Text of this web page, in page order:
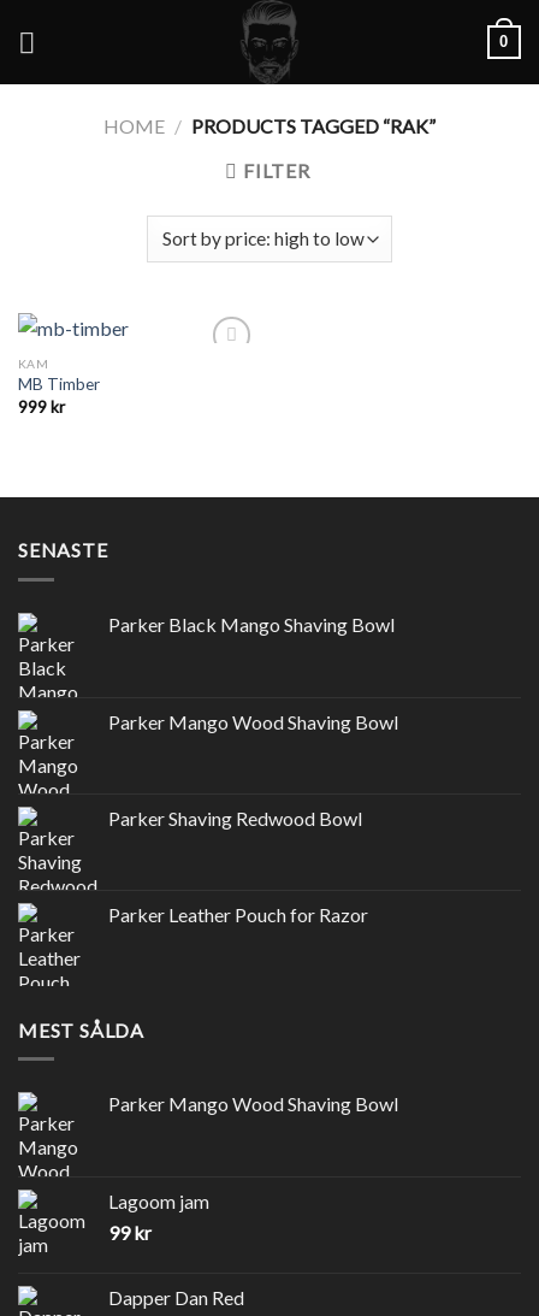
0
HOME / PRODUCTS TAGGED “RAK”
FILTER
KAM
MB Timber
999kr
SENASTE
Parker Black Mango Shaving Bowl
Parker Mango Wood Shaving Bowl
Parker Shaving Redwood Bowl
Parker Leather Pouch for Razor
MEST SÅLDA
Parker Mango Wood Shaving Bowl
Lagoom jam
99kr
Dapper Dan Red